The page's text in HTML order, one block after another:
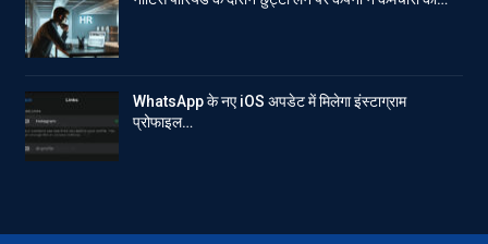
WhatsApp के नए iOS अपडेट में मिलेगा इंस्टाग्राम
प्रोफाइल…